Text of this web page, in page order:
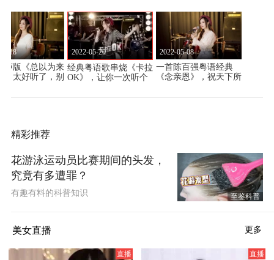
18
声版《总以为来
》太好听了，别
2022-05-20
经典粤语歌串烧《卡拉
OK》，让你一次听个
2022-05-08
一首陈百强粤语经典
《念亲恩》，祝天下所
精彩推荐
花游泳运动员比赛期间的头发，
究竟有多遭罪？
有趣有料的科普知识 至鉴科普
美女直播 更多